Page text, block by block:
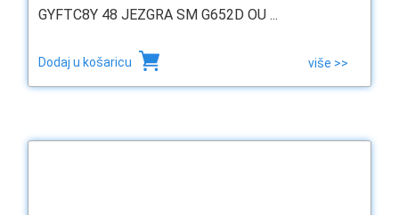
GYFTC8Y 48 JEZGRA SM G652D OU ...
Dodaj u košaricu više >>